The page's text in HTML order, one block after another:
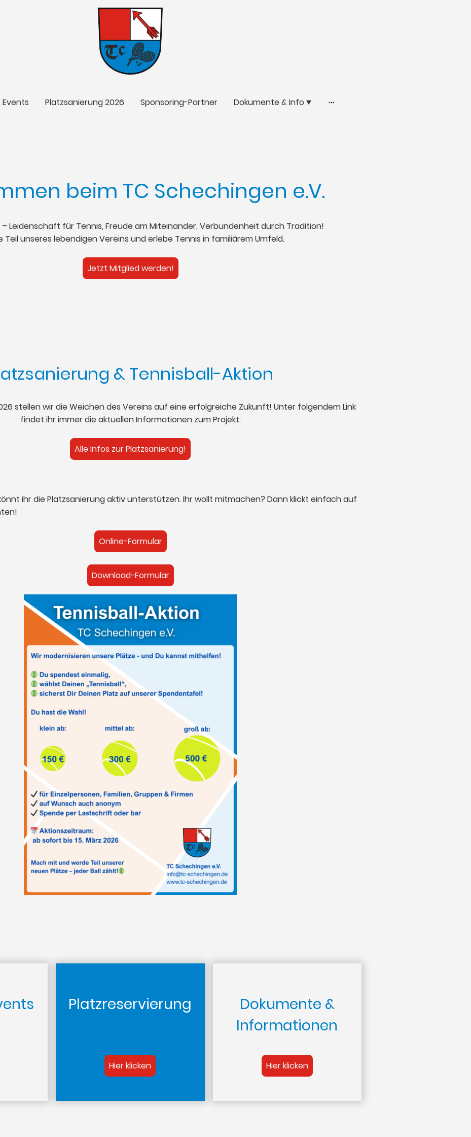
Platzsanierung 2026 Sponsoring-Partner Dokumente & Info
beim TC Schechingen e.V.
Leidenschaft für Tennis, Freude am Miteinander, Verbundenheit durch Tradition!
Teil unseres lebendigen Vereins und erlebe Tennis in familiärem Umfeld.
Jetzt Mitglied werden!
& Tennisball-Aktion
stellen wir die Weichen des Vereins auf eine erfolgreiche Zukunft! Unter folgendem Link
findet ihr immer die aktuellen Informationen zum Projekt:
Alle Infos zur Platzsanierung!
ihr die Platzsanierung aktiv unterstützen. Ihr wollt mitmachen? Dann klickt einfach auf
Online-Formular
Download-Formular
Platzreservierung
Hier klicken
Dokumente &
Informationen
Hier klicken